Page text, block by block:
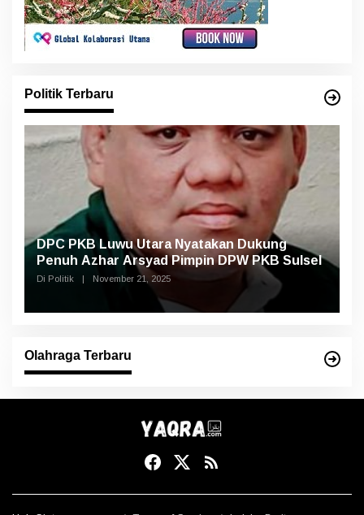
Politik Terbaru
DPC PKB Luwu Utara Nyatakan Dukung
Penuh Azhar Arsyad Pimpin DPW PKB Sulsel
Di Politik | November 21, 2025
Olahraga Terbaru